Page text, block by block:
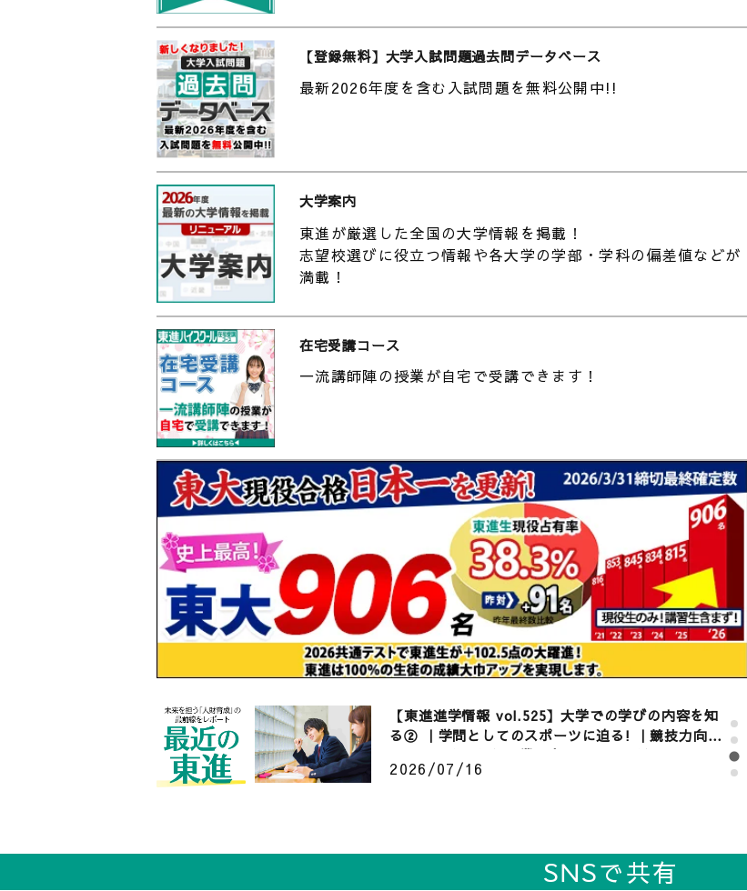
▼福島大学の関連動画はこちら
【福島大学共生システム理工学類】共生の科学で未来を支える人材に！分野横断的
なアプローチで福島大だからできる最新の研究〔高校生におススメ〕
https://youtu.be/HcsVQ7p1WAc
▼東進TVのチャンネル登録はこちら
http://www.youtube.com/channel/UCjgy89j0Oj0aJPl_Ao5Ulrg?
sub_confirmation=1
＃受験 ＃受験勉強 ＃勉強 ＃勉強法 ＃合格 #東進TV #東進tv #東進 #福島大学 ＃
理系 #食農学類
【登録無料】大学入試問題過去問データベース
最新2026年度を含む入試問題を無料公開中!!
大学案内
東進が厳選した全国の大学情報を掲載！
志望校選びに役立つ情報や各大学の学部・学科の偏差値などが
満載！
在宅受講コース
一流講師陣の授業が自宅で受講できます！
る② ｜学問としてのスポーツに迫る! ｜競技力向
上・健康増進から産業・文化まで。早稲田大・同志
2026/07/16
「君の未来を考えるセミナー」 7/17（金）19:30～
CAIO・夏目亮太先生 君の未来が変わる⁉ 感動の
90 分。高校生・ご父母対象 《参加無料》
2026/07/03
大・佐賀大へのインタビュー。26年誕生のコスメテ
ィックサイエンス学環とは？
2026/07/24
【若き志が未来を創る！「志」を言葉にする年に一
度の挑戦】第7回 東進 志作文コンクール 優秀者発
2026/07/22
【東進進学情報 vol.525】大学での学びの内容を知
る② ｜学問としてのスポーツに迫る! ｜競技力向
上・健康増進から産業・文化まで。早稲田大・同志
社大へのインタビュー
2026/07/16
「君の未来を考えるセミナー」 7/17（金）19:30～
Zoom 開催 第 33 回： AI 活用をリードする
CAIO・夏目亮太先生 君の未来が変わる⁉ 感動の
90 分。高校生・ご父母対象 《参加無料》
2026/07/03
大・佐賀大へのインタビュー。26年誕生のコスメテ
ィックサイエンス学環とは？SNSで共有